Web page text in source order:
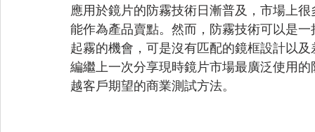
應用於鏡片的防霧技術日漸普及，市場上
能作為產品賣點。然而，防霧技術可以是
起霧的機會，可是沒有匹配的鏡框設計以
編繼上一次分享現時鏡片市場最廣泛使用
越客戶期望的商業測試方法。